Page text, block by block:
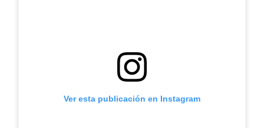
Ver esta publicación en Instagram